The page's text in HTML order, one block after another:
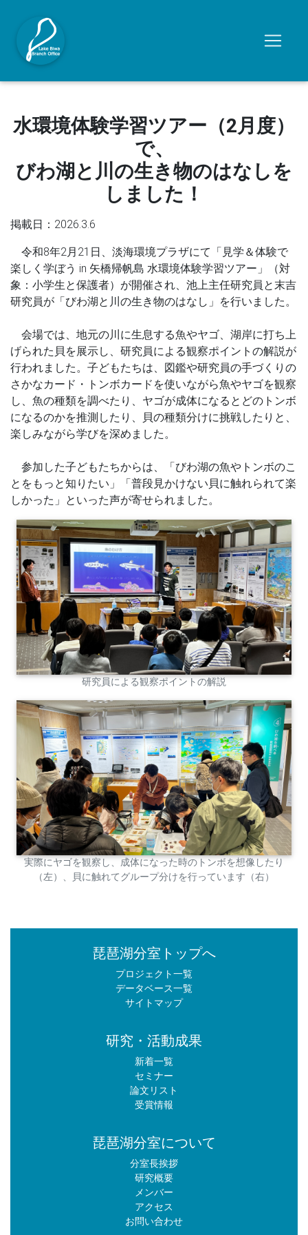
水環境体験学習ツアー（2月度）
で、
びわ湖と川の生き物のはなしを
しました！
掲載日：2026.3.6
令和8年2月21日、淡海環境プラザにて「見学＆体験で
楽しく学ぼう in 矢橋帰帆島 水環境体験学習ツアー」（対
象：小学生と保護者）が開催され、池上主任研究員と末吉
研究員が「びわ湖と川の生き物のはなし」を行いました。
会場では、地元の川に生息する魚やヤゴ、湖岸に打ち上
げられた貝を展示し、研究員による観察ポイントの解説が
行われました。子どもたちは、図鑑や研究員の手づくりの
さかなカード・トンボカードを使いながら魚やヤゴを観察
し、魚の種類を調べたり、ヤゴが成体になるとどのトンボ
になるのかを推測したり、貝の種類分けに挑戦したりと、
楽しみながら学びを深めました。
参加した子どもたちからは、「びわ湖の魚やトンボのこ
とをもっと知りたい」「普段見かけない貝に触れられて楽
しかった」といった声が寄せられました。
研究員による観察ポイントの解説
実際にヤゴを観察し、成体になった時のトンボを想像したり
（左）、貝に触れてグループ分けを行っています（右）
琵琶湖分室トップへ
プロジェクト一覧
データベース一覧
サイトマップ
研究・活動成果
新着一覧
セミナー
論文リスト
受賞情報
琵琶湖分室について
分室長挨拶
研究概要
メンバー
アクセス
お問い合わせ